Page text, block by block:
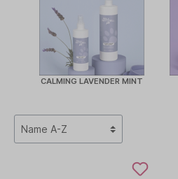
CALMING LAVENDER MINT